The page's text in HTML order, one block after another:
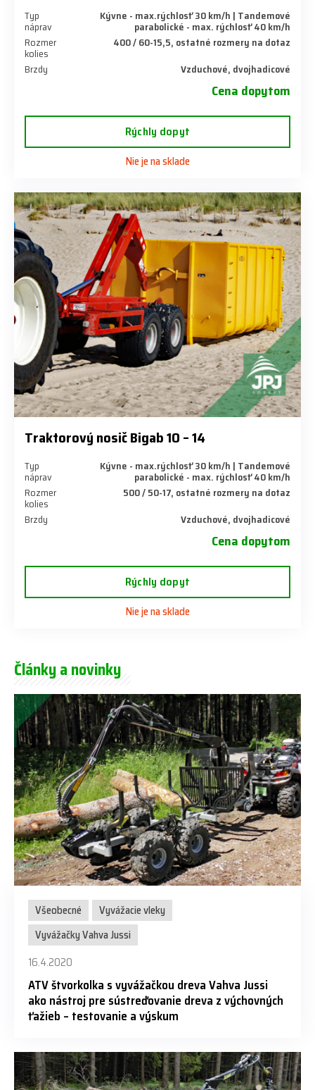
Typ
náprav
Kývne - max.rýchlosť 30 km/h | Tandemové
parabolické - max. rýchlosť 40 km/h
Rozmer
kolies
400 / 60-15,5, ostatné rozmery na dotaz
Brzdy
Vzduchové, dvojhadicové
Cena dopytom
Rýchly dopyt
Nie je na sklade
Traktorový nosič Bigab 10 – 14
Typ
náprav
Kývne - max.rýchlosť 30 km/h | Tandemové
parabolické - max. rýchlosť 40 km/h
Rozmer
kolies
500 / 50-17, ostatné rozmery na dotaz
Brzdy
Vzduchové, dvojhadicové
Cena dopytom
Rýchly dopyt
Nie je na sklade
Články a novinky
Všeobecné
Vyvážacie vleky
Vyvážačky Vahva Jussi
16.4.2020
ATV štvorkolka s vyvážačkou dreva Vahva Jussi
ako nástroj pre sústreďovanie dreva z výchovných
ťažieb – testovanie a výskum